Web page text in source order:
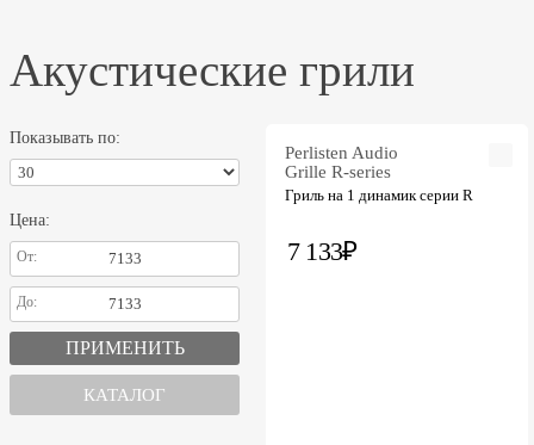
Акустические грили
Показывать по:
Цена:
От:
До:
КАТАЛОГ
Perlisten Audio
Grille R-series
Гриль на 1 динамик серии R
7 133₽